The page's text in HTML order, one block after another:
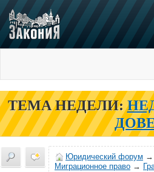
ТЕМА НЕДЕЛИ:
Юридический форум →
Миграционное право →